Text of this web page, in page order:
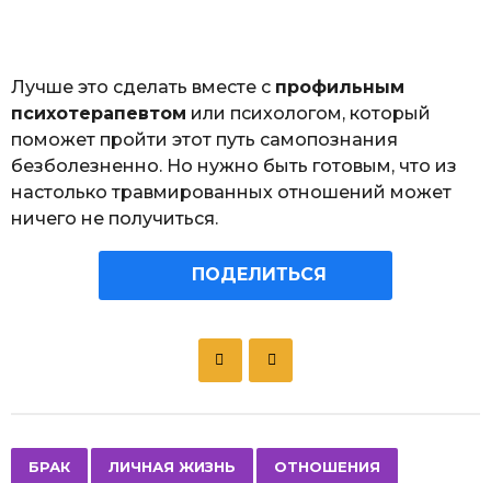
Лучше это сделать вместе с профильным
психотерапевтом или психологом, который
поможет пройти этот путь самопознания
безболезненно. Но нужно быть готовым, что из
настолько травмированных отношений может
ничего не получиться.
ПОДЕЛИТЬСЯ
БРАК ЛИЧНАЯ ЖИЗНЬ ОТНОШЕНИЯ